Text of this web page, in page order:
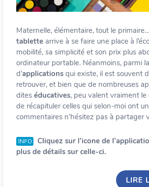
Maternelle, élémentaire, tout le
tablette arrive à se faire une place à
mobilité, sa simplicité et son prix plus
ordinateur portable. Néanmoins, parmi
d’applications qui existe, il est souvent
retrouver, et bien que de nombreuses
dites éducatives, peu valent vraiment le
de récapituler celles qui selon-moi ont
commentaires n’hésitez pas à partager
INFO
Cliquez sur l’icone de
plus de détails sur celle-ci.
LIRE